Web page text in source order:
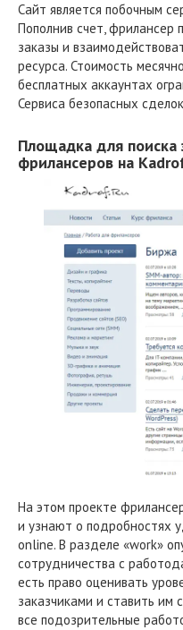
Сайт является побочным
Пополнив счет, фрилансер
заказы и
ресурса. Стоимость
бесплатных аккаунтах
Сервиса безопасных
Площадка для поиска
фрилансеров на
На этом проекте
и узнают о подробностях
online. В разделе «work»
сотрудничества с
есть право оценивать
заказчиками и ставить им
все подозрительные